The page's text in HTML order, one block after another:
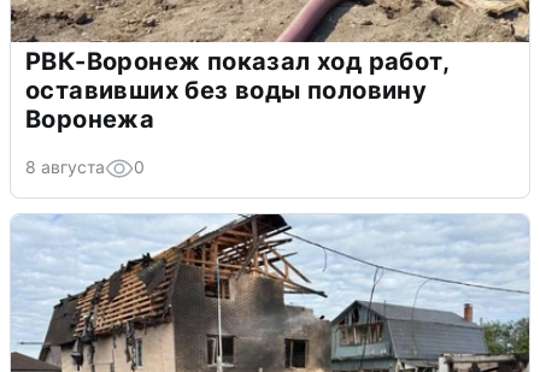
РВК-Воронеж показал ход работ,
оставивших без воды половину
Воронежа
8 августа 0